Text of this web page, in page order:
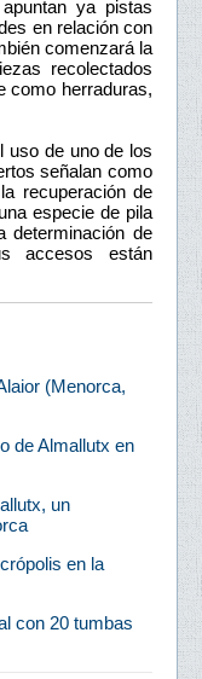
ya pistas
en relación con
comenzará la
recolectados
como herraduras,
uso de uno de los
señalan como
recuperación de
especie de pila
determinación de
accesos están
(Menorca,
de Almallutx en
un
en la
con 20 tumbas